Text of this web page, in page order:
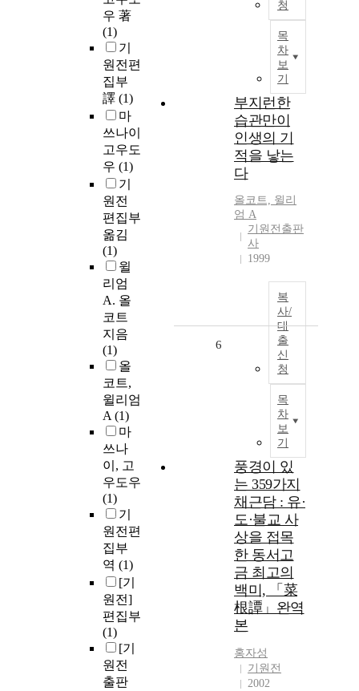
우 著
(1)
기
원전편
집부
譯 (1)
마
쓰나이
고우도
우 (1)
기
원전
편집부
옮김
(1)
윌
리엄
A. 올
코트
지음
(1)
올
코트,
윌리엄
A(1)
마
쓰나
이, 고
우도우
(1)
기
원전편
집부
역 (1)
[기
원전]
편집부
(1)
[기
원전
출판
청
목
차
보
기
부지런한
습관만이
인생의 기
적을 낳는
다
올코트, 윌리
엄 A
기원전출판
사
1999
복
사/
대
출
신
청
목
차
보
기
6
풍경이 있
는 359가지
채근담 : 유·
도·불교 사
상을 접목
한 동서고
금 최고의
백미, 「菜
根譚」완역
본
홍자성
기원전
2002